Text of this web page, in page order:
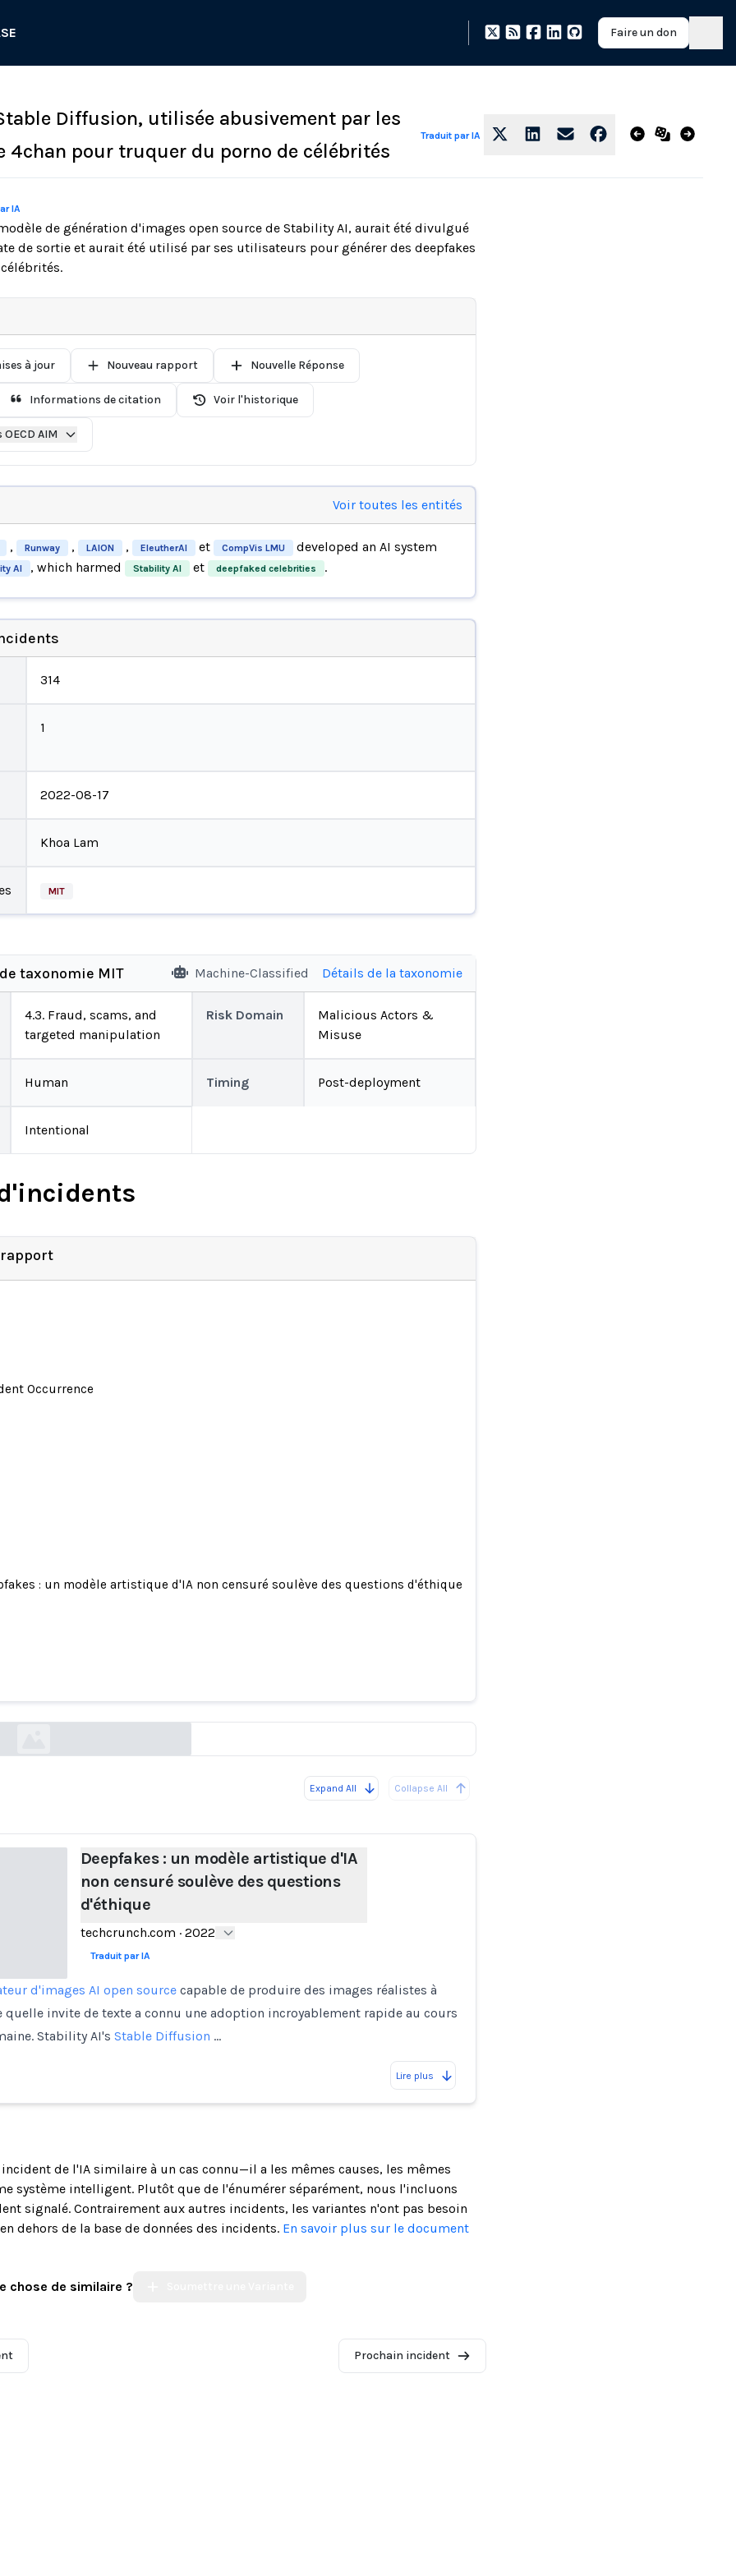
Faire un don
Diffusion, utilisée abusivement par les
4chan pour truquer du porno de célébrités
Traduit par IA
IA
de génération d'images open source de Stability AI, aurait été divulgué
de sortie et aurait été utilisé par ses utilisateurs pour générer des deepfakes
à jour Nouveau rapport Nouvelle Réponse
Informations de citation Voir l'historique
AIM
Voir toutes les entités
, Runway , LAION , EleutherAI et CompVis LMU
developed an AI system
AI , which harmed Stability AI et deepfaked celebrities .
314
1
2022-08-17
Khoa Lam
MIT
taxonomie MIT Machine-Classified Détails de la taxonomie
4.3. Fraud, scams, and
targeted manipulation
Risk Domain
Malicious Actors &
Misuse
Human Timing Post-deployment
Intentional
Occurrence
: un modèle artistique d'IA non censuré soulève des questions d'éthique
: un modèle artistique d'IA non censuré soulève des
Expand All Collapse All
Deepfakes : un modèle artistique d'IA
non censuré soulève des questions
d'éthique
techcrunch.com · 2022
Traduit par IA
d'images AI open source capable de produire des images réalistes à
invite de texte a connu une adoption incroyablement rapide au cours
Stability AI's Stable Diffusion …
Lire plus
incident de l'IA similaire à un cas connu—il a les mêmes causes, les mêmes
système intelligent. Plutôt que de l'énumérer séparément, nous l'incluons
signalé. Contrairement aux autres incidents, les variantes n'ont pas besoin
dehors de la base de données des incidents. En savoir plus sur le document
chose de similaire ?
Prochain incident